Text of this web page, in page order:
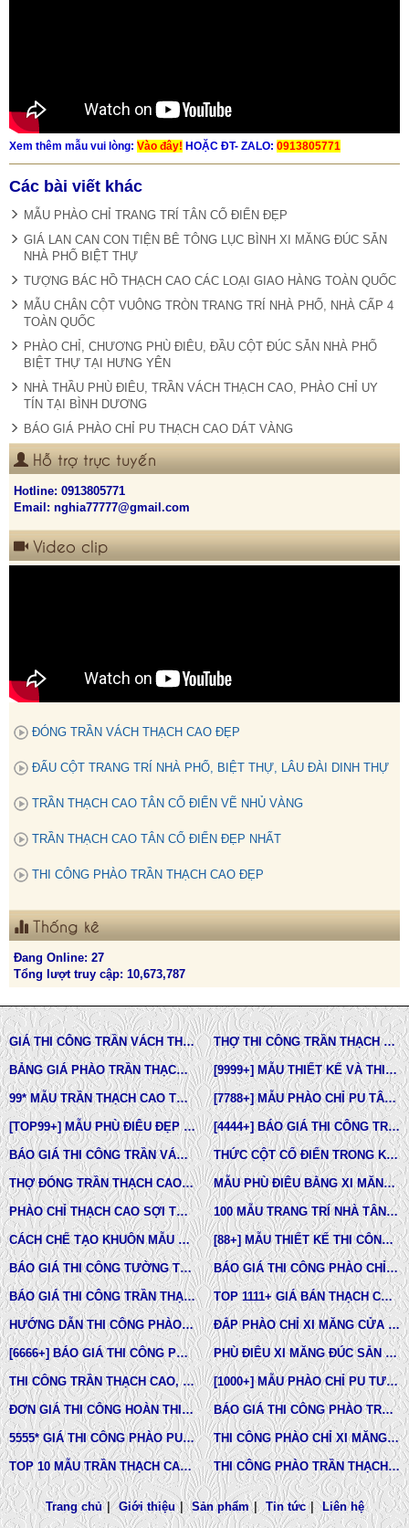
Xem thêm mẫu vui lòng: Vào đây! HOẶC ĐT- ZALO: 0913805771
Các bài viết khác
MẪU PHÀO CHỈ TRANG TRÍ TÂN CỔ ĐIỂN ĐẸP
GIÁ LAN CAN CON TIỆN BÊ TÔNG LỤC BÌNH XI MĂNG ĐÚC SẴN
NHÀ PHỐ BIỆT THỰ
TƯỢNG BÁC HỒ THẠCH CAO CÁC LOẠI GIAO HÀNG TOÀN QUỐC
MẪU CHÂN CỘT VUÔNG TRÒN TRANG TRÍ NHÀ PHỐ, NHÀ CẤP 4
TOÀN QUỐC
PHÀO CHỈ, CHƯƠNG PHÙ ĐIÊU, ĐẦU CỘT ĐÚC SẴN NHÀ PHỐ
BIỆT THỰ TẠI HƯNG YÊN
NHÀ THẦU PHÙ ĐIÊU, TRẦN VÁCH THẠCH CAO, PHÀO CHỈ UY
TÍN TẠI BÌNH DƯƠNG
BÁO GIÁ PHÀO CHỈ PU THẠCH CAO DÁT VÀNG
Hỗ trợ trực tuyến
Hotline: 0913805771
Email: nghia77777@gmail.com
Video clip
ĐÓNG TRẦN VÁCH THẠCH CAO ĐẸP
ĐẤU CỘT TRANG TRÍ NHÀ PHỐ, BIỆT THỰ, LÂU ĐÀI DINH THỰ
TRẦN THẠCH CAO TÂN CỔ ĐIỂN VẼ NHỦ VÀNG
TRẦN THẠCH CAO TÂN CỔ ĐIỂN ĐẸP NHẤT
THI CÔNG PHÀO TRẦN THẠCH CAO ĐẸP
Thống kê
Đang Online: 27
Tổng lượt truy cập: 10,673,787
GIÁ THI CÔNG TRẦN VÁCH THẠCH CAO TẠI TPHCM THỢ THI CÔNG TRẦN THẠCH CAO ĐẸP TẠI TPHCM
BẢNG GIÁ PHÀO TRẦN THẠCH CAO TÂN CỔ ĐIỂN [9999+] MẪU THIẾT KẾ VÀ THI CÔNG TRẦN THẠCH CAO ĐẸP
99* MẪU TRẦN THẠCH CAO TÂN CỔ ĐIỂN ĐẸP NHẤT HIỆN NAY [7788+] MẪU PHÀO CHỈ PU TÂN CỔ ĐIỂN ĐẸP NHẤT HIỆN NAY
[TOP99+] MẪU PHÙ ĐIÊU ĐẸP TRONG THIẾT KẾ KIẾN TRÚC [4444+] BÁO GIÁ THI CÔNG TRỌN GÓI PHÀO CHỈ PU MỚI NHẤT
BÁO GIÁ THI CÔNG TRẦN VÁCH THẠCH CAO TRỌN GÓI THỨC CỘT CỔ ĐIỂN TRONG KIẾN TRÚC
THỢ ĐÓNG TRẦN THẠCH CAO GIÁ RẺ Ở TPHCM MẪU PHÙ ĐIÊU BẰNG XI MĂNG ĐÚC SẴN NHÀ PHỐ BIỆT THỰ LÂU ĐÀI TOÀN QUỐC
PHÀO CHỈ THẠCH CAO SỢI THỦY TINH 100 MẪU TRANG TRÍ NHÀ TÂN CỔ ĐIỂN
CÁCH CHẾ TẠO KHUÔN MẪU COMPOSITE ĐÚC BÊ TÔNG -XI MĂNG-THẠCH CAO CÁC LOẠI [88+] MẪU THIẾT KẾ THI CÔNG TRẦN THẠCH CAO TÂN CỔ ĐIỂN MỚI NHẤT
BÁO GIÁ THI CÔNG TƯỜNG THẠCH CAO, VÁCH THẠCH CAO TƯỜNG NHÀ MỚI NHẤT BÁO GIÁ THI CÔNG PHÀO CHỈ PU TÂN CỔ ĐIỂN TẠI TPHCM
BÁO GIÁ THI CÔNG TRẦN THẠCH CAO TRỌN GÓI MỚI NHẤT TOP 1111+ GIÁ BÁN THẠCH CAO PHÀO CHỈ, PHÙ ĐIÊU, ĐẦU CỘT TÂN CỔ ĐIỂN
HƯỚNG DẪN THI CÔNG PHÀO CHỈ PU, PHÀO CHỈ THẠCH CAO, PHÀO CHỈ XI MĂNG. ĐẮP PHÀO CHỈ XI MĂNG CỬA SỔ, CỬA ĐI NHÀ PHỐ, BIỆT THỰ, LÂU ĐÀI TÂN CỔ ĐIỂN
[6666+] BÁO GIÁ THI CÔNG PHÀO CHỈ NHỰA PU MỚI NHẤT PHÙ ĐIÊU XI MĂNG ĐÚC SẴN NHÀ PHỐ BIỆT THỰ TẠI LONG AN VÀ TÂY NINH
THI CÔNG TRẦN THẠCH CAO, PHÀO CHỈ, PHÙ ĐIÊU TẠI TPHCM [1000+] MẪU PHÀO CHỈ PU TƯỜNG NHÀ ĐẸP, NẸP CHỈ THẠCH CAO ỐP TƯỜNG
ĐƠN GIÁ THI CÔNG HOÀN THIỆN TRẦN THẠCH CAO TẠI TPHCM BÁO GIÁ THI CÔNG PHÀO TRẦN THẠCH CAO MỚI NHẤT
5555* GIÁ THI CÔNG PHÀO PU TƯỜNG NHÀ MỚI NHẤT THI CÔNG PHÀO CHỈ XI MĂNG NHÀ PHỐ, BIỆT THƯ, LÂU ĐÀI DINH THỰ
TOP 10 MẪU TRẦN THẠCH CAO CHUNG CƯ ĐẸP NHẤT THI CÔNG PHÀO TRẦN THẠCH CAO VĨNH TƯỜNG GIÁ RẺ
Trang chủ | Giới thiệu | Sản phẩm | Tin tức | Liên hệ